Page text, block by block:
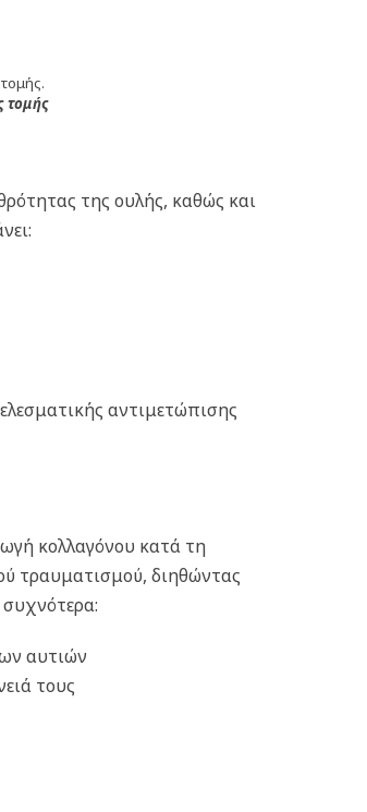
τομής
της ουλής, καθώς και
αντιμετώπισης
κολλαγόνου κατά τη
τραυματισμού, διηθώντας
αυτιών
τους